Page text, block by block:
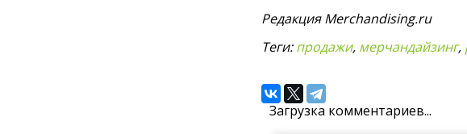
Редакция Merchandising.ru
Теги:продажи, мерчандайзинг,
Загрузка комментариев...